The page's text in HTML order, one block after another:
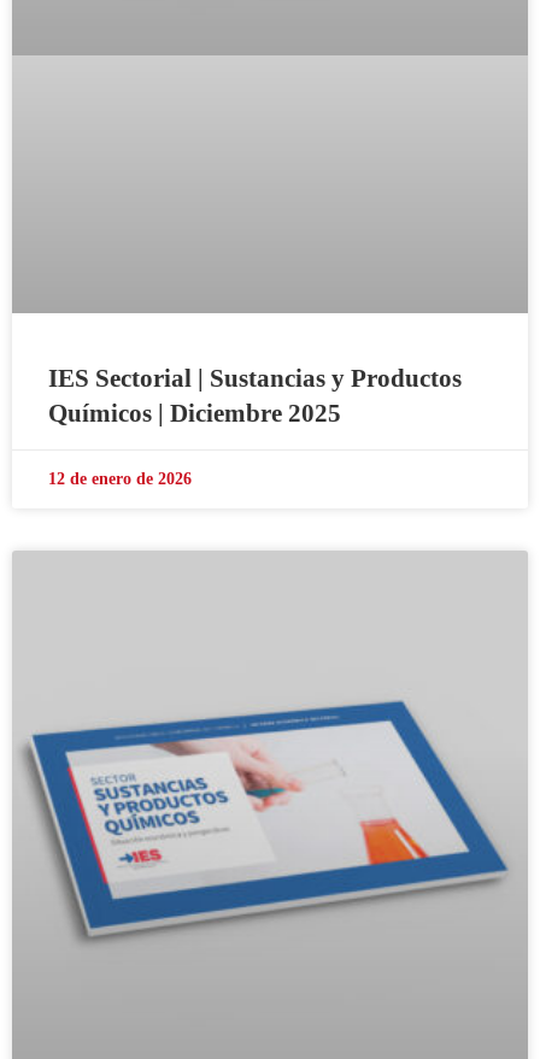
IES Sectorial | Sustancias y Productos
Químicos | Diciembre 2025
12 de enero de 2026